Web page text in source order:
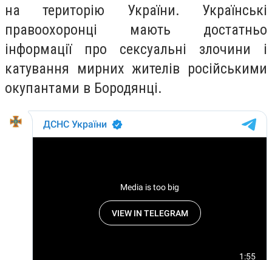
на територію України. Українські
правоохоронці мають достатньо
інформації про сексуальні злочини і
катування мирних жителів російськими
окупантами в Бородянці.